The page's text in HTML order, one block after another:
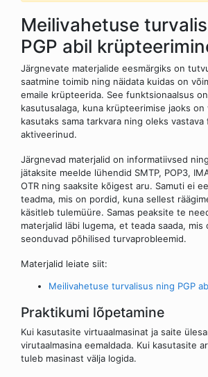
Meilivahetuse
PGP abil
Järgnevate materjalide eesmärgiks on
saatmine toimib ning näidata kuidas on
emaile krüpteerida. See funktsionaalsus
kasutusalaga, kuna krüpteerimise jaoks on
kasutaks sama tarkvara ning oleks
aktiveerinud.
Järgnevad materjalid on informatiivsed
jätaksite meelde lühendid SMTP, POP3,
OTR ning saaksite kõigest aru. Samuti ei
teadma, mis on pordid, kuna sellest
käsitleb tulemüüre. Samas peaksite te
materjalid läbi lugema, et teada saada, mis
seonduvad põhilised turvaprobleemid.
Materjalid leiate siit:
Meilivahetuse turvalisus ning PGP
Praktikumi lõpetamine
Kui kasutasite virtuaalmasinat ja saite
virutaalmasina eemaldada. Kui kasutasite
tuleb masinast välja logida.